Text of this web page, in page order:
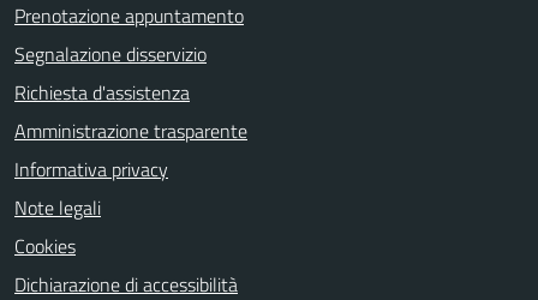
Prenotazione appuntamento
Segnalazione disservizio
Richiesta d'assistenza
Amministrazione trasparente
Informativa privacy
Note legali
Cookies
Dichiarazione di accessibilità